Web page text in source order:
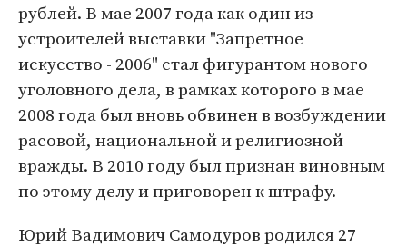
рублей. В мае 2007 года как один из
устроителей выставки "Запретное
искусство - 2006" стал фигурантом нового
уголовного дела, в рамках которого в мае
2008 года был вновь обвинен в возбуждении
расовой, национальной и религиозной
вражды. В 2010 году был признан виновным
по этому делу и приговорен к штрафу.
Юрий Вадимович Самодуров родился 27